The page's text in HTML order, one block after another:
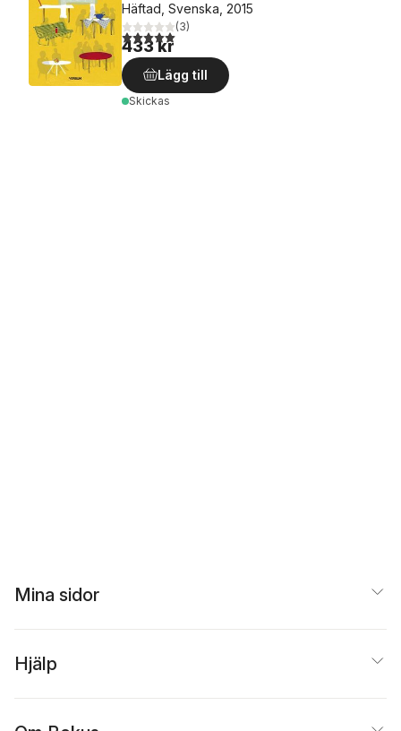
Häftad, Svenska, 2015
5,0utav 5 stjärnor. Totalt antal röster:
(3)
433 kr
Lägg till
Skickas
Mina sidor
Hjälp